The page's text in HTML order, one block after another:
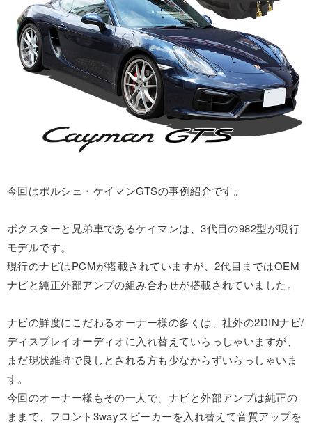
今回はポルシェ・ケイマンGTSの事例紹介です。
ボクスターと兄弟車であるケイマンは、3代目の982型が現行
モデルです。
現行のナビはPCMが搭載されていますが、2代目まではOEM
ナビと純正外部アンプの組み合わせが搭載されていました。
ナビの鮮度にこだわるオーナー様の多くは、社外の2DINナビ/
ディスプレイオーディオに入れ替えていらっしゃいますが、
まだ現状維持で良しとされる方も少なからずいらっしゃいま
す。
今回のオーナー様もその一人で、ナビと外部アンプは純正の
ままで、フロント3wayスピーカーを入れ替えて音質アップを